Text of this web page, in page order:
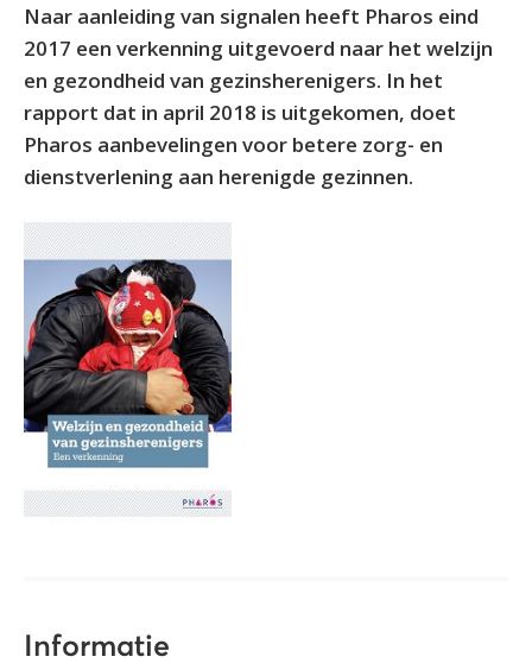
Naar aanleiding van signalen heeft Pharos eind
2017 een verkenning uitgevoerd naar het welzijn
en gezondheid van gezinsherenigers. In het
rapport dat in april 2018 is uitgekomen, doet
Pharos aanbevelingen voor betere zorg- en
dienstverlening aan herenigde gezinnen.
Informatie